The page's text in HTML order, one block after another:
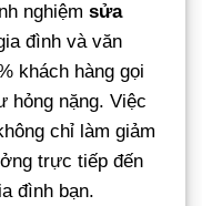
nghiệm sửa
đình và văn
khách hàng gọi
hỏng nặng. Việc
chỉ làm giảm
trực tiếp đến
đình bạn.